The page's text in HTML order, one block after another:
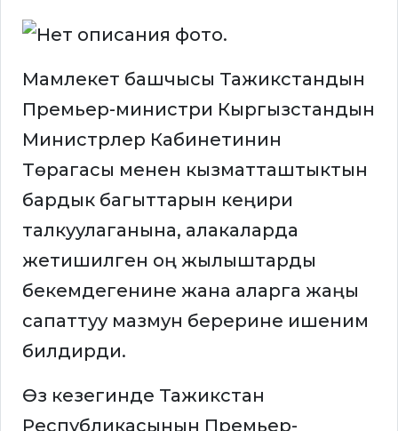
Мамлекет башчысы Тажикстандын
Премьер-министри Кыргызстандын
Министрлер Кабинетинин
Төрагасы менен кызматташтыктын
бардык багыттарын кеңири
талкуулаганына, алакаларда
жетишилген оң жылыштарды
бекемдегенине жана аларга жаңы
сапаттуу мазмун берерине ишеним
билдирди.
Өз кезегинде Тажикстан
Республикасынын Премьер-